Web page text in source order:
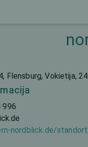
Flensburg, Vokietija,
996
nordblick.de/